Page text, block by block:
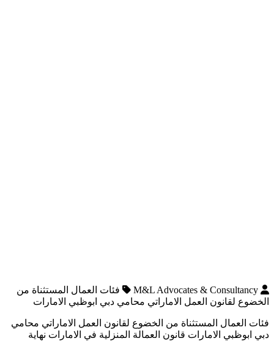
M&L Advocates & Consultancy
فئات العمال المستثناة من
الخضوع لقانون العمل الاماراتي محامي دبي ابوظبي الامارات
فئات العمال المستثناة من الخضوع لقانون العمل الاماراتي محامي
دبي ابوظبي الامارات قانون العمالة المنزلية في الامارات نهاية